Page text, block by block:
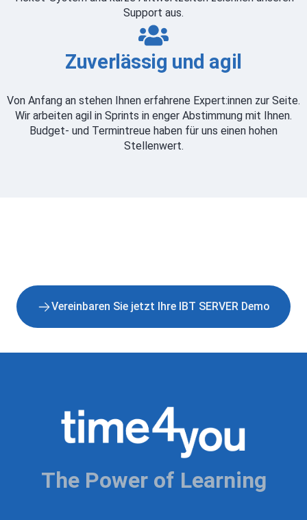
Support aus.
Zuverlässig und agil
Von Anfang an stehen Ihnen erfahrene Expert:innen zur Seite.
Wir arbeiten agil in Sprints in enger Abstimmung mit Ihnen.
Budget- und Termintreue haben für uns einen hohen
Stellenwert.
Vereinbaren Sie jetzt Ihre IBT SERVER Demo
The Power of Learning